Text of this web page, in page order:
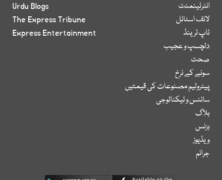
انٹرٹینمنٹ
لائف اسٹائل
ٹاپ ٹرینڈ
دلچسپ و عجیب
صحت
سونے کے نرخ
پیٹرولیم مصنوعات کی قیمتیں
سائنس و ٹیکنالوجی
بلاگ
بزنس
ویڈیوز
جرائم
Urdu Blogs
The Express Tribune
Express Entertainment